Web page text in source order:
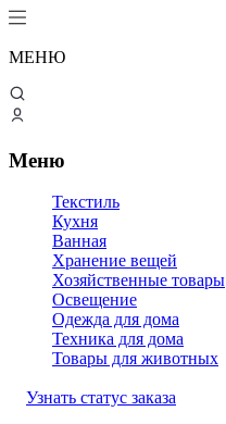
МЕНЮ
Меню
Текстиль
Кухня
Ванная
Хранение вещей
Хозяйственные товары
Освещение
Одежда для дома
Техника для дома
Товары для животных
Узнать статус заказа